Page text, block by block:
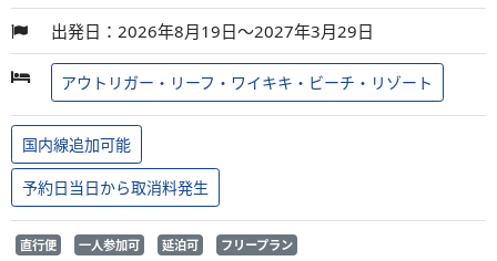
出発日：2026年8月19日～2027年3月29日
アウトリガー・リーフ・ワイキキ・ビーチ・リゾート
国内線追加可能
予約日当日から取消料発生
直行便 一人参加可 延泊可 フリープラン